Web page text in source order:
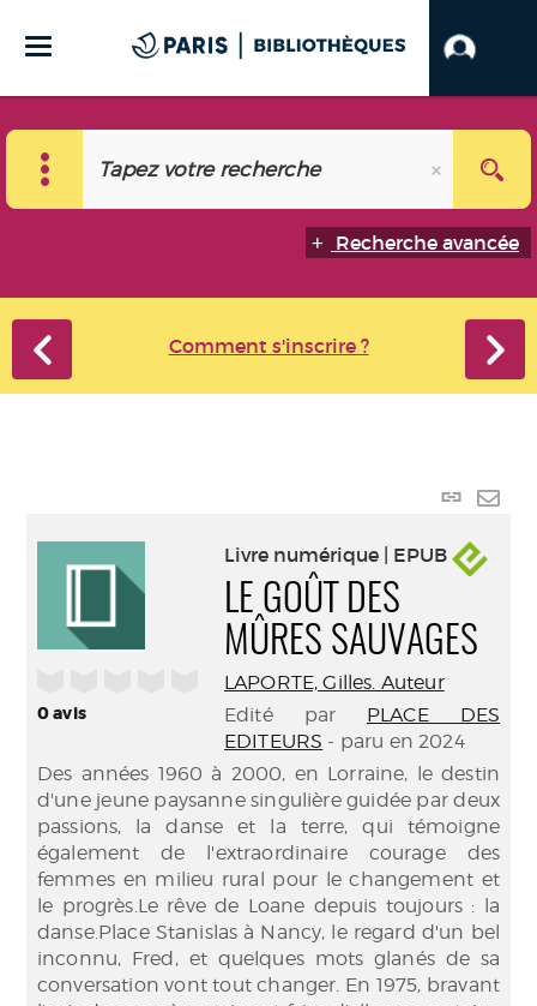
Recherche avancée
Comment s'inscrire ?
Lien
0avis
Livre numérique | EPUB
LE GOÛT DES
MÛRES SAUVAGES
LAPORTE, Gilles. Auteur
Edité par PLACE DES
EDITEURS - paru en 2024
Des années 1960 à 2000, en Lorraine, le destin
d'une jeune paysanne singulière guidée par deux
passions, la danse et la terre, qui témoigne
également de l'extraordinaire courage des
femmes en milieu rural pour le changement et
le progrès.Le rêve de Loane depuis toujours : la
danse.Place Stanislas à Nancy, le regard d'un bel
inconnu, Fred, et quelques mots glanés de sa
conversation vont tout changer. En 1975, bravant